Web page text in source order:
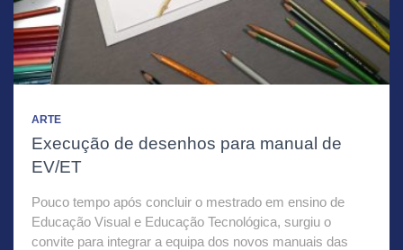
ARTE
Execução de desenhos para manual de
EV/ET
Pouco tempo após concluir o mestrado em ensino de
Educação Visual e Educação Tecnológica, surgiu o
convite para integrar a equipa dos novos manuais das